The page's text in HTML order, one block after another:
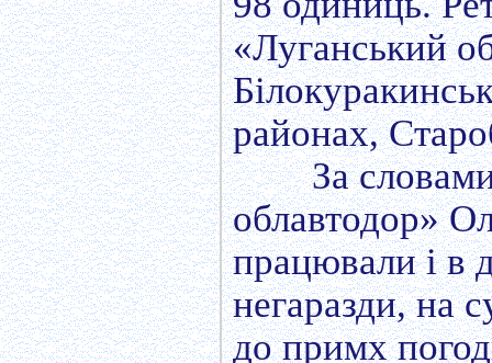
«Луганський
районах,
За
облавтодор»
працювали і в
негаразди, на
до примх